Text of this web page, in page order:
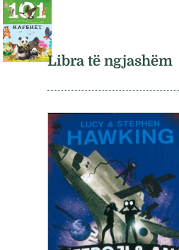
Libra të ngjashëm